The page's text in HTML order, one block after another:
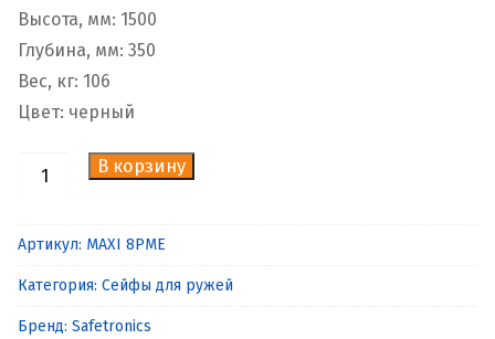
Высота, мм: 1500
Глубина, мм: 350
Вес, кг: 106
Цвет: черный
Количество
сейф
Safetronics
MAXI
В корзину
Артикул: MAXI 8PME
Категория: Сейфы для ружей
Бренд: Safetronics